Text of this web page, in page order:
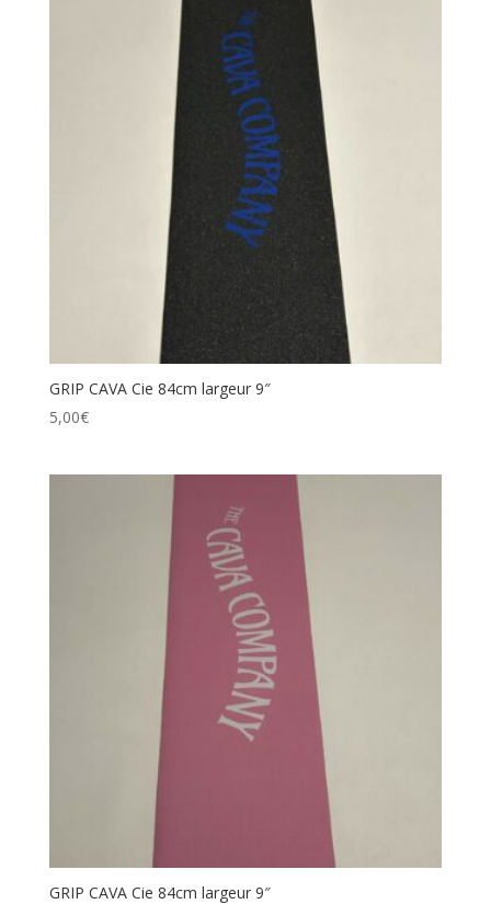
GRIP CAVA Cie 84cm largeur 9″
5,00€
GRIP CAVA Cie 84cm largeur 9″